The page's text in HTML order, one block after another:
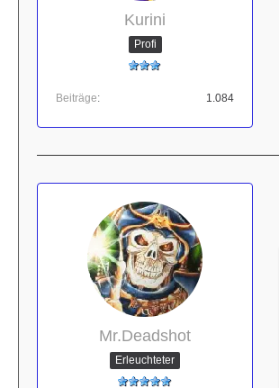
Kurini
Profi
Beiträge 1.084
Mr.Deadshot
Erleuchteter